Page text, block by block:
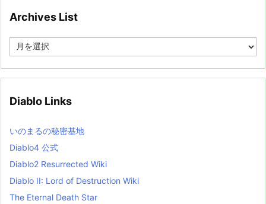
Archives List
e
i
s
t
Diablo Links
いのまるの秘密基地
Diablo4 公式
Diablo2 Resurrected Wiki
Diablo II: Lord of Destruction Wiki
The Eternal Death Star